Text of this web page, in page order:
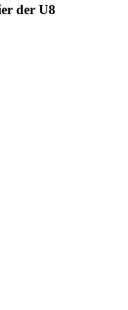
der U8